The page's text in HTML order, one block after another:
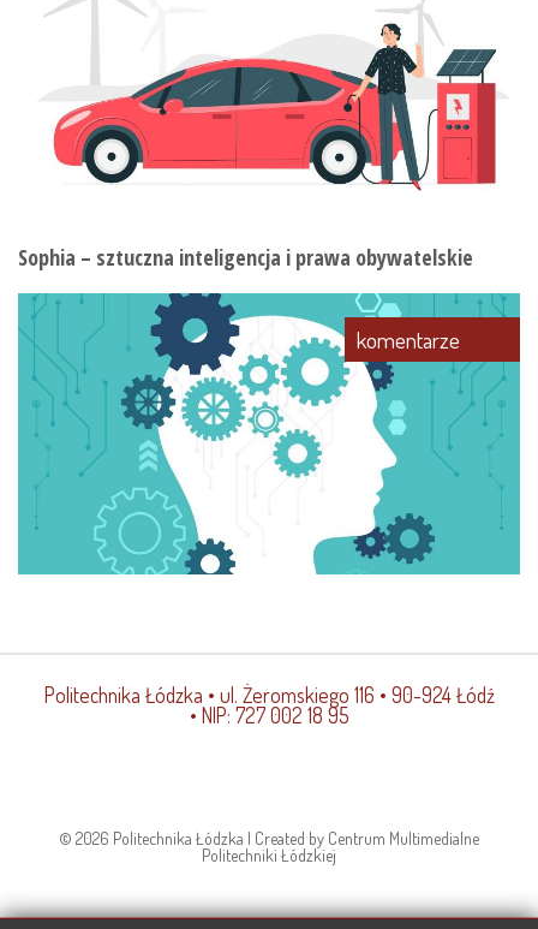
Sophia – sztuczna inteligencja i prawa obywatelskie
komentarze
Politechnika Łódzka • ul. Żeromskiego 116 • 90-924 Łódź
• NIP: 727 002 18 95
© 2026 Politechnika Łódzka | Created by Centrum Multimedialne
Politechniki Łódzkiej